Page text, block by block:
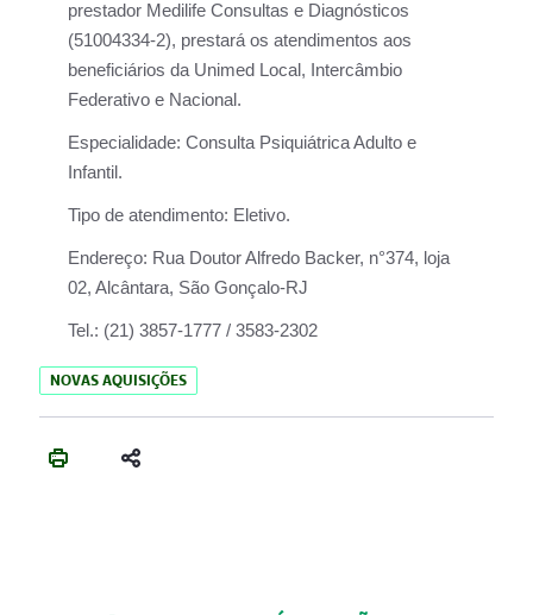
prestador Medilife Consultas e Diagnósticos
(51004334-2), prestará os atendimentos aos
beneficiários da Unimed Local, Intercâmbio
Federativo e Nacional.
Especialidade: Consulta Psiquiátrica Adulto e
Infantil.
Tipo de atendimento: Eletivo.
Endereço: Rua Doutor Alfredo Backer, n°374, loja
02, Alcântara, São Gonçalo-RJ
Tel.: (21) 3857-1777 / 3583-2302
NOVAS AQUISIÇÕES